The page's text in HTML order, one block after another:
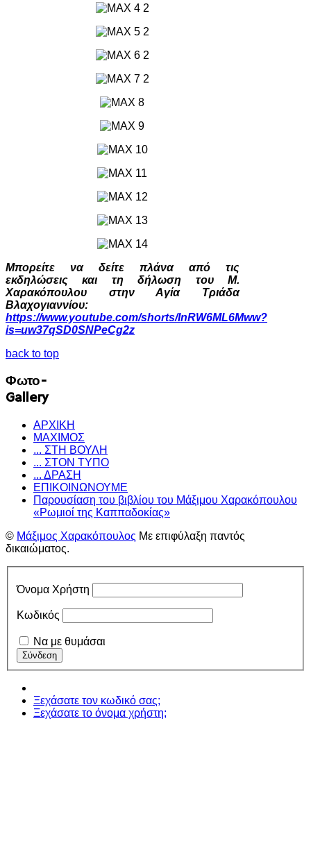
Μπορείτε να δείτε πλάνα από τις
εκδηλώσεις και τη δήλωση του Μ.
Χαρακόπουλου στην Αγία Τριάδα
Βλαχογιαννίου:
https://www.youtube.com/shorts/InRW6ML6Mww?
is=uw37qSD0SNPeCg2z
back to top
Φωτο-
Gallery
ΑΡΧΙΚΗ
ΜΑΧΙΜΟΣ
... ΣΤΗ ΒΟΥΛΗ
... ΣΤΟΝ ΤΥΠΟ
... ΔΡΑΣΗ
ΕΠΙΚΟΙΝΩΝΟΥΜΕ
Παρουσίαση του βιβλίου του Μάξιμου Χαρακόπουλου
«Ρωμιοί της Καππαδοκίας»
© Μάξιμος Χαρακόπουλος Με επιφύλαξη παντός
δικαιώματος.
Όνομα Χρήστη
Κωδικός
Να με θυμάσαι
Ξεχάσατε τον κωδικό σας;
Ξεχάσατε το όνομα χρήστη;